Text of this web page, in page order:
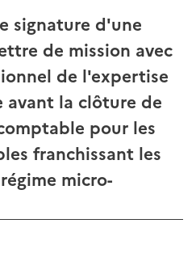
signature d'une
de mission avec
de l'expertise
avant la clôture de
pour les
franchissant les
micro-